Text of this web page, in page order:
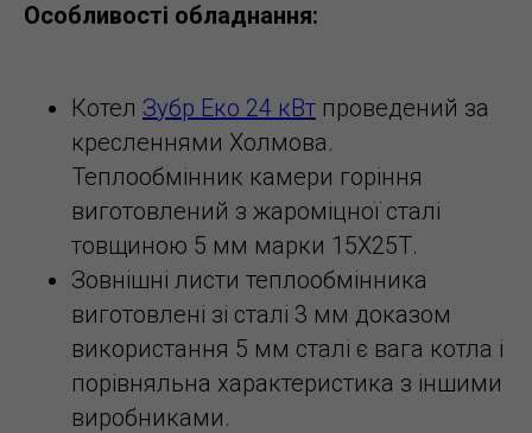
Особливості обладнання:
Котел Зубр Еко 24 кВт проведений за
кресленнями Холмова.
Теплообмінник камери горіння
виготовлений з жароміцної сталі
товщиною 5 мм марки 15Х25Т.
Зовнішні листи теплообмінника
виготовлені зі сталі 3 мм доказом
використання 5 мм сталі є вага котла і
порівняльна характеристика з іншими
виробниками.